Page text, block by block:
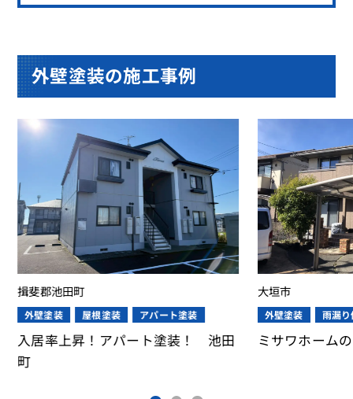
外壁塗装の施工事例
郡池田町
塗装 屋根塗装 アパート塗装
率上昇！アパート塗装！ 池田
大垣市
外壁塗装 雨漏り修理・
ミサワホームの塗